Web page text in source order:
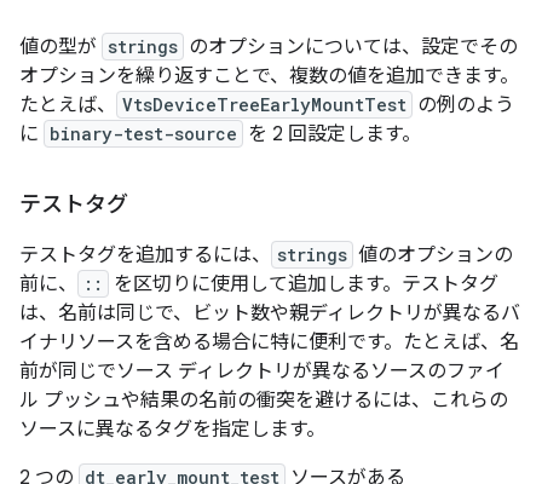
値の型が strings のオプションについては、設定でその
オプションを繰り返すことで、複数の値を追加できます。
たとえば、
VtsDeviceTreeEarlyMountTest の例のよう
に binary-test-source を 2 回設定します。
テストタグ
テストタグを追加するには、 strings 値のオプションの
前に、
::
を区切りに使用して追加します。テストタグ
は、名前は同じで、ビット数や親ディレクトリが異なるバ
イナリソースを含める場合に特に便利です。たとえば、名
前が同じでソース ディレクトリが異なるソースのファイ
ル プッシュや結果の名前の衝突を避けるには、これらの
ソースに異なるタグを指定します。
2 つの dt_early_mount_test ソースがある